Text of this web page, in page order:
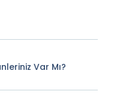
Var Mı?